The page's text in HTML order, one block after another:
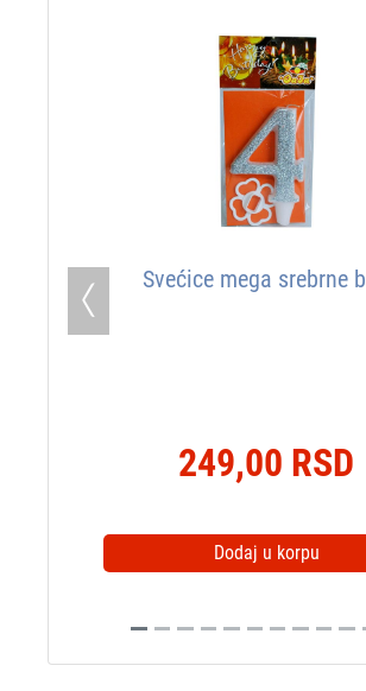
Svećice mega srebrne
249,00 RSD
Dodaj u korpu
Previous